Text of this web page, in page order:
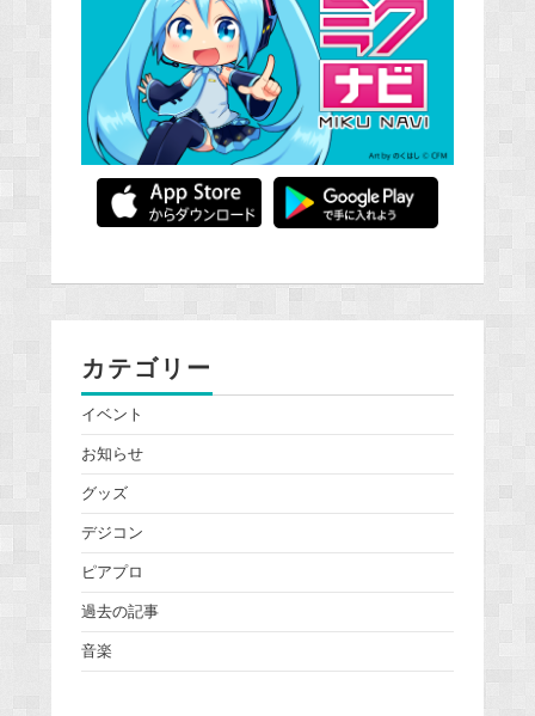
カテゴリー
イベント
お知らせ
グッズ
デジコン
ピアプロ
過去の記事
音楽